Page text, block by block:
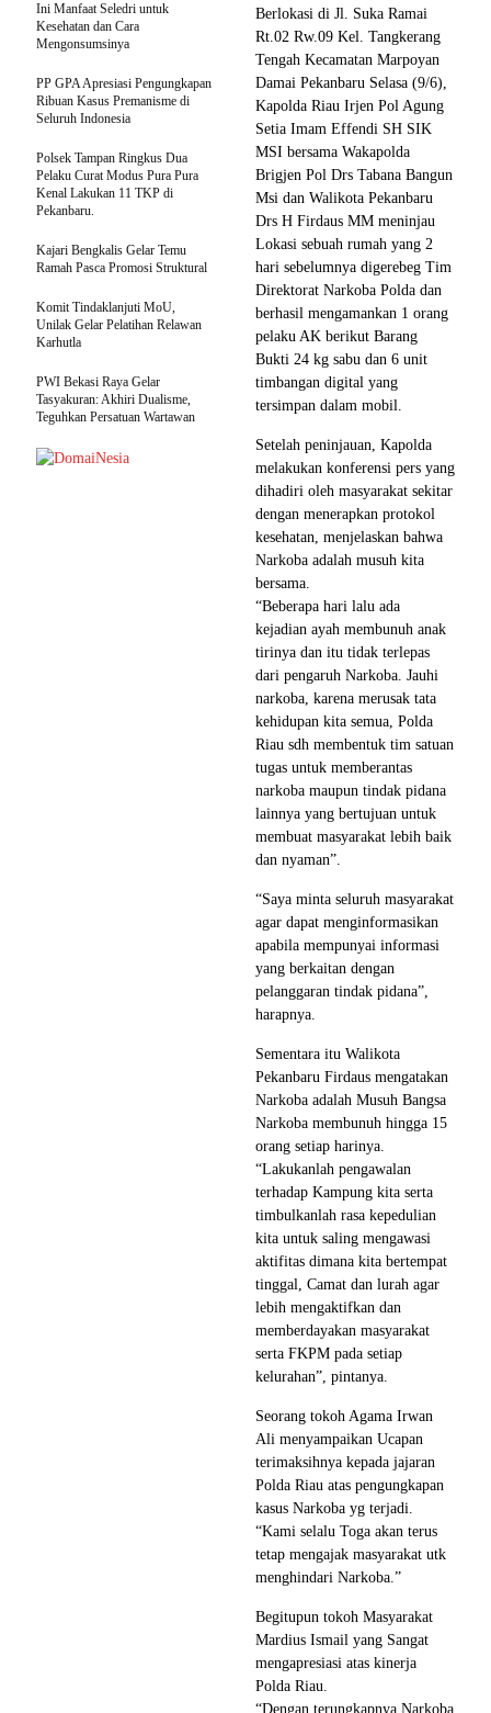
Berlokasi di Jl. Suka Ramai
Rt.02 Rw.09 Kel. Tangkerang
Tengah Kecamatan Marpoyan
Damai Pekanbaru Selasa (9/6),
Kapolda Riau Irjen Pol Agung
Setia Imam Effendi SH SIK
MSI bersama Wakapolda
Brigjen Pol Drs Tabana Bangun
Msi dan Walikota Pekanbaru
Drs H Firdaus MM meninjau
Lokasi sebuah rumah yang 2
hari sebelumnya digerebeg Tim
Direktorat Narkoba Polda dan
berhasil mengamankan 1 orang
pelaku AK berikut Barang
Bukti 24 kg sabu dan 6 unit
timbangan digital yang
tersimpan dalam mobil.
Setelah peninjauan, Kapolda
melakukan konferensi pers yang
dihadiri oleh masyarakat sekitar
dengan menerapkan protokol
kesehatan, menjelaskan bahwa
Narkoba adalah musuh kita
bersama.
“Beberapa hari lalu ada
kejadian ayah membunuh anak
tirinya dan itu tidak terlepas
dari pengaruh Narkoba. Jauhi
narkoba, karena merusak tata
kehidupan kita semua, Polda
Riau sdh membentuk tim satuan
tugas untuk memberantas
narkoba maupun tindak pidana
lainnya yang bertujuan untuk
membuat masyarakat lebih baik
dan nyaman”.
“Saya minta seluruh masyarakat
agar dapat menginformasikan
apabila mempunyai informasi
yang berkaitan dengan
pelanggaran tindak pidana”,
harapnya.
Sementara itu Walikota
Pekanbaru Firdaus mengatakan
Narkoba adalah Musuh Bangsa
Narkoba membunuh hingga 15
orang setiap harinya.
“Lakukanlah pengawalan
terhadap Kampung kita serta
timbulkanlah rasa kepedulian
kita untuk saling mengawasi
aktifitas dimana kita bertempat
tinggal, Camat dan lurah agar
lebih mengaktifkan dan
memberdayakan masyarakat
serta FKPM pada setiap
kelurahan”, pintanya.
Seorang tokoh Agama Irwan
Ali menyampaikan Ucapan
terimaksihnya kepada jajaran
Polda Riau atas pengungkapan
kasus Narkoba yg terjadi.
“Kami selalu Toga akan terus
tetap mengajak masyarakat utk
menghindari Narkoba.”
Begitupun tokoh Masyarakat
Mardius Ismail yang Sangat
mengapresiasi atas kinerja
Polda Riau.
“Dengan terungkapnya Narkoba
Ini Manfaat Seledri untuk
Kesehatan dan Cara
Mengonsumsinya
PP GPA Apresiasi Pengungkapan
Ribuan Kasus Premanisme di
Seluruh Indonesia
Polsek Tampan Ringkus Dua
Pelaku Curat Modus Pura Pura
Kenal Lakukan 11 TKP di
Pekanbaru.
Kajari Bengkalis Gelar Temu
Ramah Pasca Promosi Struktural
Komit Tindaklanjuti MoU,
Unilak Gelar Pelatihan Relawan
Karhutla
PWI Bekasi Raya Gelar
Tasyakuran: Akhiri Dualisme,
Teguhkan Persatuan Wartawan